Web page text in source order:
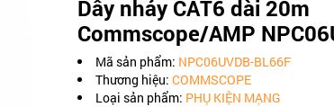
​Dây nhảy CAT6 dài 20m
Commscope/AMP
Mã sản phẩm: NPC06UVDB-BL66F
Thương hiệu: COMMSCOPE
Loại sản phẩm: PHỤ KIỆN MẠNG